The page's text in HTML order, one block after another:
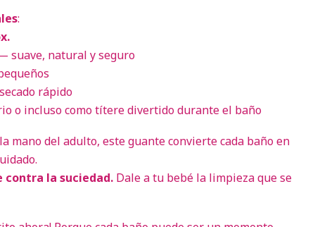
:
suave, natural y seguro
rápido
o incluso como títere divertido durante el baño
mano del adulto, este guante convierte cada baño en
contra la suciedad. Dale a tu bebé la limpieza que se